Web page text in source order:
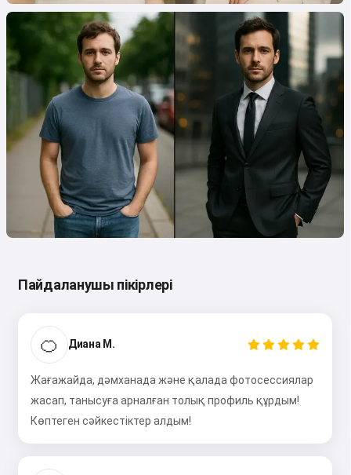
Пайдаланушы пікірлері
🍊 Диана М.
Жағажайда, дәмханада және қалада фотосессиялар
жасап, танысуға арналған толық профиль құрдым!
Көптеген сәйкестіктер алдым!